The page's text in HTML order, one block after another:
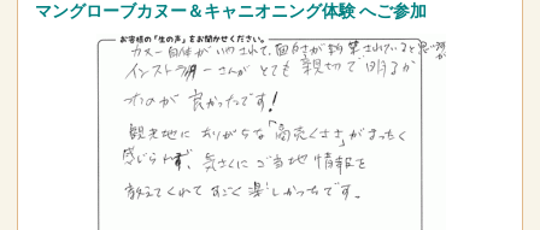
マングローブカヌー＆キャニオニング体験へご参加